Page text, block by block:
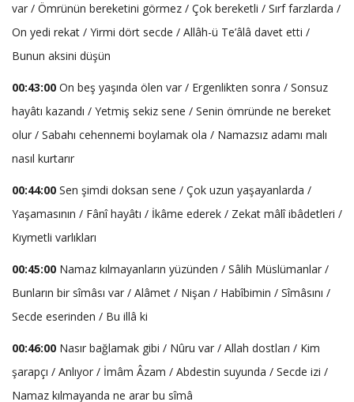
var / Ömrünün bereketini görmez / Çok bereketli / Sırf farzlarda /
On yedi rekat / Yirmi dört secde / Allâh-ü Te’âlâ davet etti /
Bunun aksini düşün
00:43:00 On beş yaşında ölen var / Ergenlikten sonra / Sonsuz
hayâtı kazandı / Yetmiş sekiz sene / Senin ömründe ne bereket
olur / Sabahı cehennemi boylamak ola / Namazsız adamı malı
nasıl kurtarır
00:44:00 Sen şimdi doksan sene / Çok uzun yaşayanlarda /
Yaşamasının / Fânî hayâtı / İkâme ederek / Zekat mâlî ibâdetleri /
Kıymetli varlıkları
00:45:00 Namaz kılmayanların yüzünden / Sâlih Müslümanlar /
Bunların bir sîmâsı var / Alâmet / Nişan / Habîbimin / Sîmâsını /
Secde eserinden / Bu illâ ki
00:46:00 Nasır bağlamak gibi / Nûru var / Allah dostları / Kim
şarapçı / Anlıyor / İmâm Âzam / Abdestin suyunda / Secde izi /
Namaz kılmayanda ne arar bu sîmâ